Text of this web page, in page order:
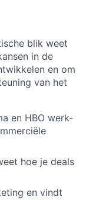
blik weet
in de
en om
van het
en HBO werk-
hoe je deals
en vindt